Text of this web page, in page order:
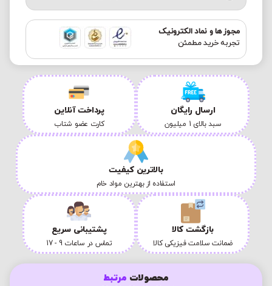
مجوز ها و نماد الکترونیک
تجربه خرید مطمئن
ارسال رایگان
سبد بالای 1 میلیون
پرداخت آنلاین
کارت عضو شتاب
بالاترین کیفیت
استفاده از بهترین مواد خام
بازگشت کالا
ضمانت سلامت فیزیکی کالا
پشتیبانی سریع
تماس در ساعات 9 - 17
محصولات مرتبط